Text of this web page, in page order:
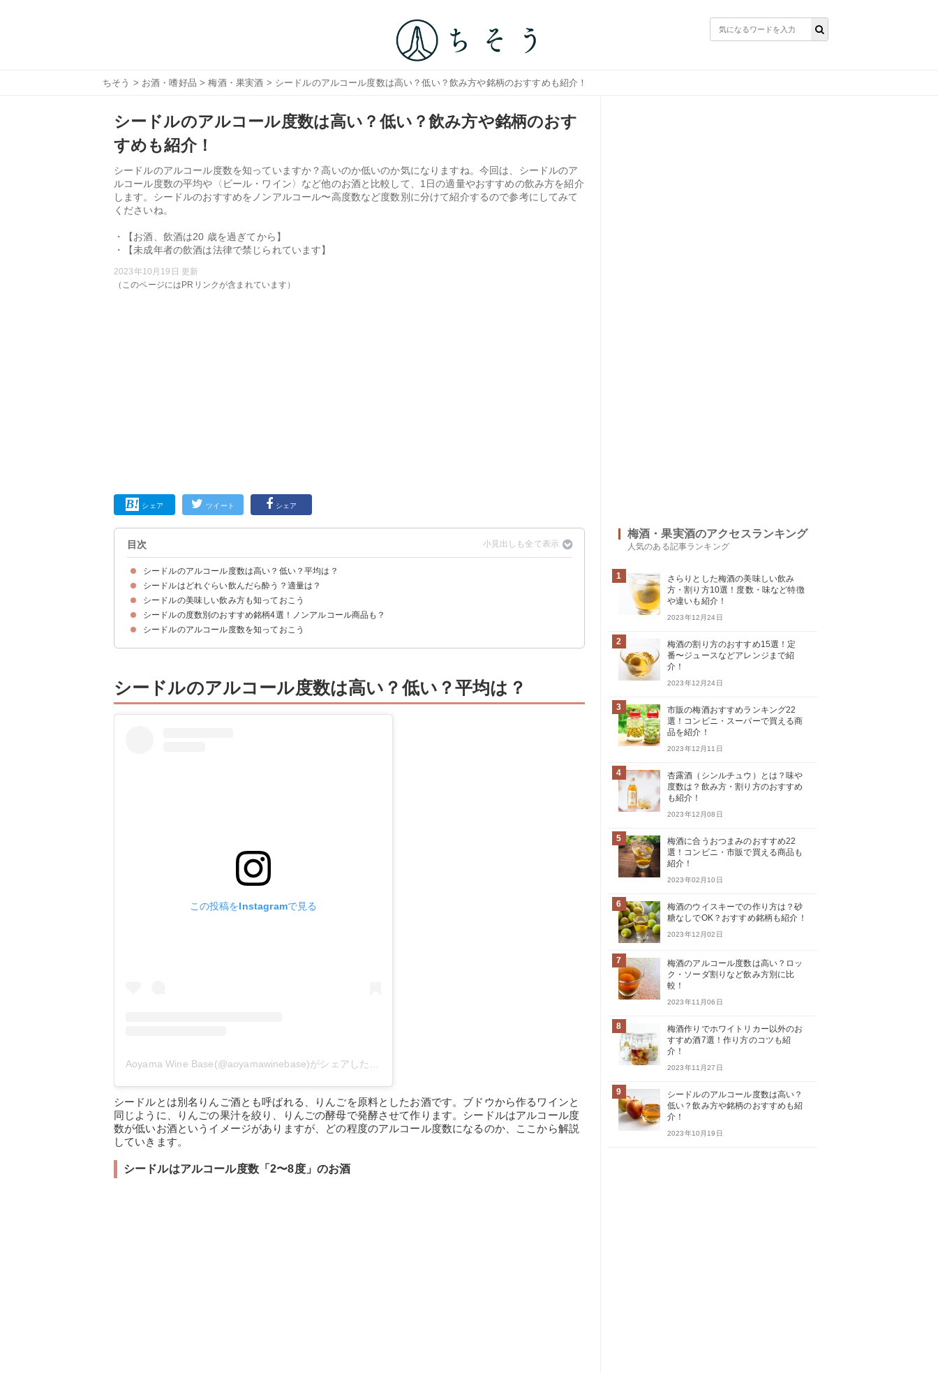
ちそう > お酒・嗜好品 >梅酒・果実酒 > シードルのアルコール度数は高い？低い？飲み方や銘柄のおすすめも紹介！
シードルのアルコール度数は高い？低い？飲み方や銘柄のおす
すめも紹介！
シードルのアルコール度数を知っていますか？高いのか低いのか気になりますね。今回は、シードルのア
ルコール度数の平均や〈ビール・ワイン〉など他のお酒と比較して、1日の適量やおすすめの飲み方を紹介
します。シードルのおすすめをノンアルコール〜高度数など度数別に分けて紹介するので参考にしてみて
くださいね。
・【お酒、飲酒は20 歳を過ぎてから】
・【未成年者の飲酒は法律で禁じられています】
2023年10月19日 更新
（このページにはPRリンクが含まれています）
シェア ツイート シェア
目次
シードルのアルコール度数は高い？低い？平均は？
シードルはアルコール度数「2〜8度」のお酒
シードルの度数をビール・ワインなど他のお酒と比較すると？
シードルはどれぐらい飲んだら酔う？適量は？
シードル（6~8度）の適量は2~300ml程度
シードルの美味しい飲み方も知っておこう
シードルは冷やして飲むのがおすすめ
シードルに合うおつまみ
シードルの度数別のおすすめ銘柄4選！ノンアルコール商品も？
①ヴァル ド ランス ポムビオ（0度/1,512円）
②マディ アップル セミスイート（3度/1,650円）
③シードル 青森弘前産りんご使用（5度/1,680円）
④常陸野シードル（7.5度/880円）
シードルのアルコール度数を知っておこう
シードルのアルコール度数は高い？低い？平均は？
この投稿をInstagramで見る
シードルとは別名りんご酒とも呼ばれる、りんごを原料としたお酒です。ブドウから作るワインと
同じように、りんごの果汁を絞り、りんごの酵母で発酵させて作ります。シードルはアルコール度
数が低いお酒というイメージがありますが、どの程度のアルコール度数になるのか、ここから解説
していきます。
シードルはアルコール度数「2〜8度」のお酒
梅酒・果実酒のアクセスランキング
人気のある記事ランキング
1
さらりとした梅酒の美味しい飲み
方・割り方10選！度数・味など特徴
や違いも紹介！
2023年12月24日
2
梅酒の割り方のおすすめ15選！定
番〜ジュースなどアレンジまで紹
介！
2023年12月24日
3
市販の梅酒おすすめランキング22
選！コンビニ・スーパーで買える商
品を紹介！
2023年12月11日
4
杏露酒（シンルチュウ）とは？味や
度数は？飲み方・割り方のおすすめ
も紹介！
2023年12月08日
5
梅酒に合うおつまみのおすすめ22
選！コンビニ・市販で買える商品も
紹介！
2023年02月10日
6
梅酒のウイスキーでの作り方は？砂
糖なしでOK？おすすめ銘柄も紹介！
2023年12月02日
7
梅酒のアルコール度数は高い？ロッ
ク・ソーダ割りなど飲み方別に比
較！
2023年11月06日
8
梅酒作りでホワイトリカー以外のお
すすめ酒7選！作り方のコツも紹
介！
2023年11月27日
9
シードルのアルコール度数は高い？
低い？飲み方や銘柄のおすすめも紹
介！
2023年10月19日